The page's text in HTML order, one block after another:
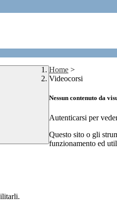
Home >
Videocorsi
Nessun contenuto da
Autenticarsi per
Questo sito o gli
funzionamento ed